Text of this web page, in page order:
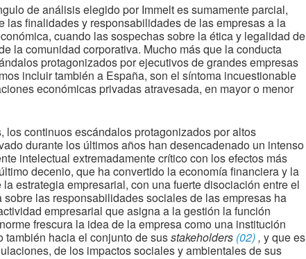
de análisis elegido por Immelt es sumamente parcial,
finalidades y responsabilidades de las empresas a la
cuando las sospechas sobre la ética y legalidad de
la comunidad corporativa. Mucho más que la conducta
protagonizados por ejecutivos de grandes empresas
incluir también a España, son el síntoma incuestionable
económicas privadas atravesada, en mayor o menor
continuos escándalos protagonizados por altos
durante los últimos años han desencadenado un intenso
intelectual extremadamente crítico con los efectos más
decenio, que ha convertido la economía financiera y la
estrategia empresarial, con una fuerte disociación entre el
las responsabilidades sociales de las empresas ha
empresarial que asigna a la gestión la función
frescura la idea de la empresa como una institución
hacia el conjunto de susstakeholders (02) , y que es
de los impactos sociales y ambientales de sus